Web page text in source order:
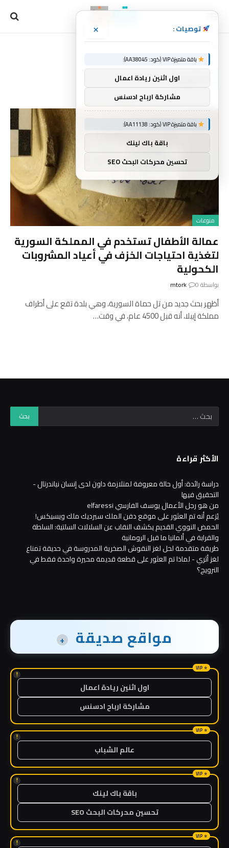
السورية
منوعات
عمالة الأطفال تستخدم في المملكة السورية
لتغذية احتياجات الخزف في أعياد المشروبات
الكحولية
بواسطة mtork 0
أظهر بحث جديد من تل حماة السورية، وهي بلدة تقع على أطراف
مملكة إيبلا، أنه قبل 4500 عام، في وقت…
الأكثر قراءة
دراسة رائدة: أول حالة معروفة لمتلازمة داون لدى إنسان نياندرتال -
التحقيق فيها
من هو رجل الأعمال يوسف الفارسي elfaressi
يُزعم أنه تم العثور على موقع دفن الملك سيرديك ملك ويسيكس!
الحمض النووي القديم يكشف النقاب عن السلالات السلتية: السلطة
والقرابة في ألمانيا ما قبل الرومانية
طريقة متقدمة لحل لغز النقوش الصخرية المدروسة في حديقة تمناع
لغز أثري - لماذا تم العثور على قطعة قديمة محيرة واحدة فقط في
النرويج؟
مواقع صديقة +
!
اول اثنين ريادة اعمال
مشاركة ارباح ادسنس
!
عالم الشباب
!
باقة باك لينك
تحسين محركات البحث SEO
!
توصيات : ×
باقة متميزة VIP (كود: AA38045):
اول اثنين ريادة اعمال
مشاركة ارباح ادسنس
باقة متميزة VIP (كود: AA11138):
باقة باك لينك
تحسين محركات البحث SEO